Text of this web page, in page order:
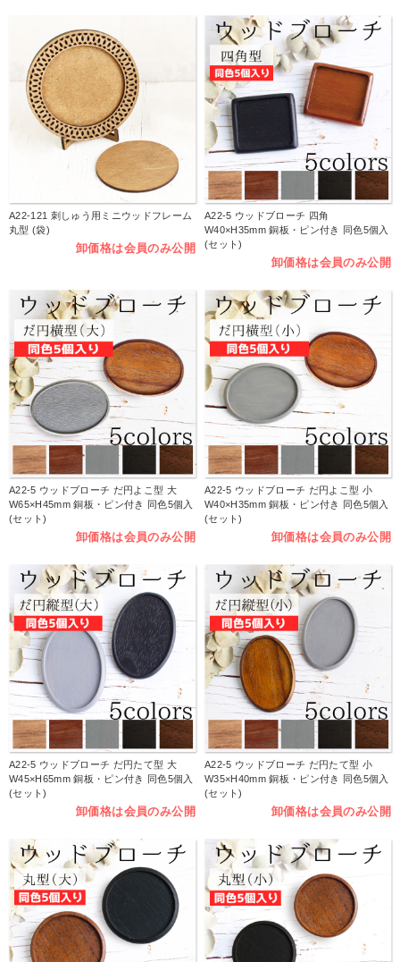
A22-121 刺しゅう用ミニウッドフレーム
丸型 (袋)
卸価格は会員のみ公開
A22-5 ウッドブローチ 四角
W40×H35mm 銅板・ピン付き 同色5個入
(セット)
卸価格は会員のみ公開
A22-5 ウッドブローチ だ円よこ型 大
W65×H45mm 銅板・ピン付き 同色5個入
(セット)
卸価格は会員のみ公開
A22-5 ウッドブローチ だ円よこ型 小
W40×H35mm 銅板・ピン付き 同色5個入
(セット)
卸価格は会員のみ公開
A22-5 ウッドブローチ だ円たて型 大
W45×H65mm 銅板・ピン付き 同色5個入
(セット)
卸価格は会員のみ公開
A22-5 ウッドブローチ だ円たて型 小
W35×H40mm 銅板・ピン付き 同色5個入
(セット)
卸価格は会員のみ公開